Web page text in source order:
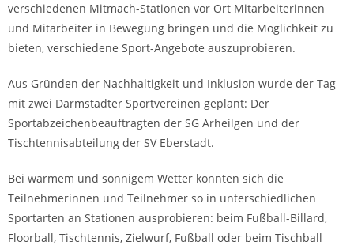
verschiedenen Mitmach-Stationen vor Ort Mitarbeiterinnen
und Mitarbeiter in Bewegung bringen und die Möglichkeit zu
bieten, verschiedene Sport-Angebote auszuprobieren.
Aus Gründen der Nachhaltigkeit und Inklusion wurde der Tag
mit zwei Darmstädter Sportvereinen geplant: Der
Sportabzeichenbeauftragten der SG Arheilgen und der
Tischtennisabteilung der SV Eberstadt.
Bei warmem und sonnigem Wetter konnten sich die
Teilnehmerinnen und Teilnehmer so in unterschiedlichen
Sportarten an Stationen ausprobieren: beim Fußball-Billard,
Floorball, Tischtennis, Zielwurf, Fußball oder beim Tischball